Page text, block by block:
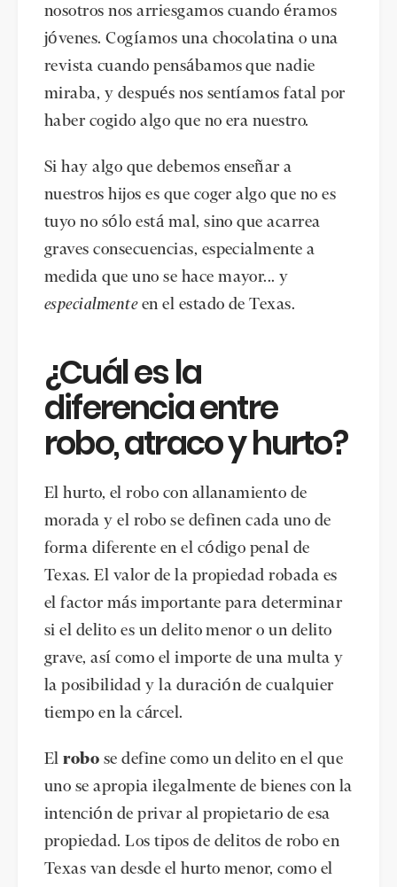
nosotros nos arriesgamos cuando éramos
jóvenes. Cogíamos una chocolatina o una
revista cuando pensábamos que nadie
miraba, y después nos sentíamos fatal por
haber cogido algo que no era nuestro.
Si hay algo que debemos enseñar a
nuestros hijos es que coger algo que no es
tuyo no sólo está mal, sino que acarrea
graves consecuencias, especialmente a
medida que uno se hace mayor... y
especialmente en el estado de Texas.
¿Cuál es la
diferencia entre
robo, atraco y hurto?
El hurto, el robo con allanamiento de
morada y el robo se definen cada uno de
forma diferente en el código penal de
Texas. El valor de la propiedad robada es
el factor más importante para determinar
si el delito es un delito menor o un delito
grave, así como el importe de una multa y
la posibilidad y la duración de cualquier
tiempo en la cárcel.
Elrobo se define como un delito en el que
uno se apropia ilegalmente de bienes con la
intención de privar al propietario de esa
propiedad. Los tipos de delitos de robo en
Texas van desde el hurto menor, como el